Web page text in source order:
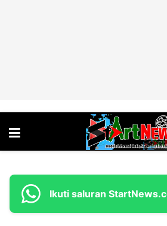
Ikuti saluran